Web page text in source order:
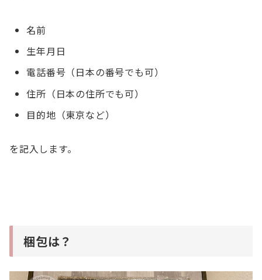
名前
生年月日
電話番号（日本の番号でも可）
住所（日本の住所でも可）
目的地（東京など）
を記入します。
梱包は？